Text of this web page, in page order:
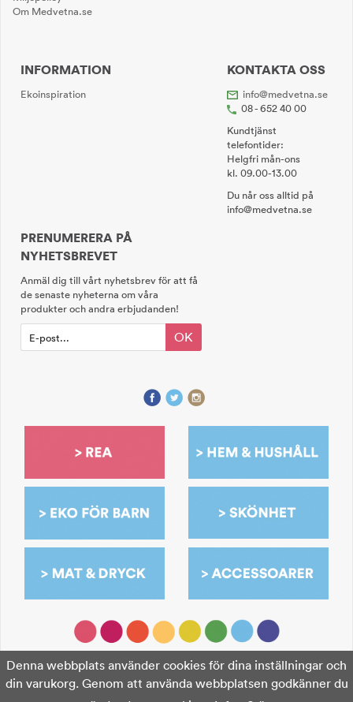
Om Medvetna.se
INFORMATION
Ekoinspiration
KONTAKTA OSS
info@medvetna.se
08 - 652 40 00
Kundtjänst
telefontider:
Helgfri mån-ons
kl. 09.00-13.00
Du når oss alltid på
info@medvetna.se
PRENUMERERA PÅ
NYHETSBREVET
Anmäl dig till vårt nyhetsbrev för att få
de senaste nyheterna om våra
produkter och andra erbjudanden!
OK
Denna webbplats använder cookies för dina inställningar och
din varukorg. Genom att använda webbplatsen godkänner du